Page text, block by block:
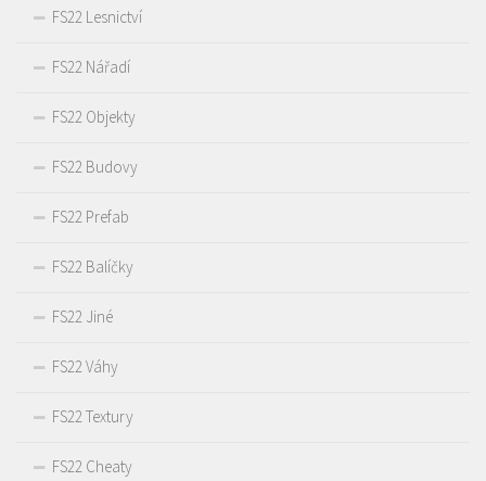
FS22 Lesnictví
FS22 Nářadí
FS22 Objekty
FS22 Budovy
FS22 Prefab
FS22 Balíčky
FS22 Jiné
FS22 Váhy
FS22 Textury
FS22 Cheaty